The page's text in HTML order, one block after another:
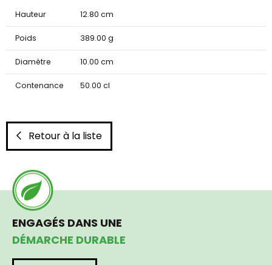
Hauteur 12.80 cm
Poids 389.00 g
Diamètre 10.00 cm
Contenance 50.00 cl
Retour à la liste
ENGAGÉS DANS UNE
DÉMARCHE DURABLE